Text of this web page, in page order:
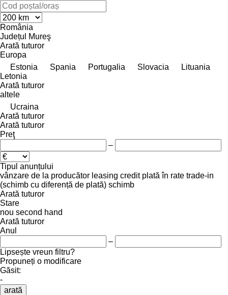
România
Județul Mureş
Arată tuturor
Europa
Estonia
Spania Portugalia Slovacia
Lituania
Letonia
Arată tuturor
altele
Ucraina
Arată tuturor
Arată tuturor
Preţ
–
Tipul anunțului
vânzare de la producător leasing credit plată în rate trade-in
(schimb cu diferență de plată) schimb
Arată tuturor
Stare
nou second hand
Arată tuturor
Anul
–
Lipsește vreun filtru?
Propuneți o modificare
Găsit:
-
arată